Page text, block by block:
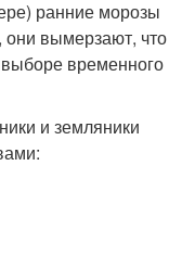
ранние морозы
они вымерзают, что
выборе временного
и земляники